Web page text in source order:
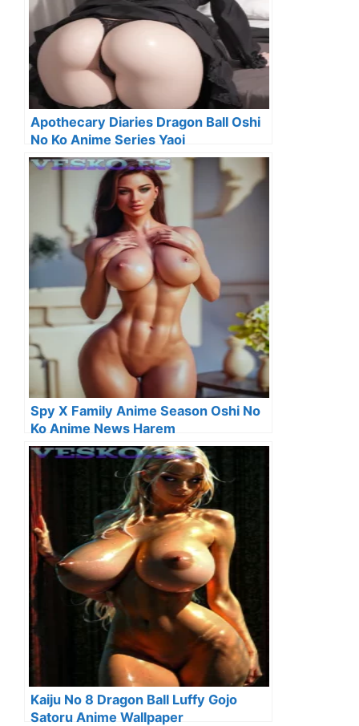
Apothecary Diaries Dragon Ball Oshi
No Ko Anime Series Yaoi
Spy X Family Anime Season Oshi No
Ko Anime News Harem
Kaiju No 8 Dragon Ball Luffy Gojo
Satoru Anime Wallpaper